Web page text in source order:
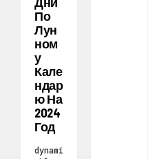
По
Лун
Ном
У
Кале
Ндар
Ю На
2024
Год
dynami